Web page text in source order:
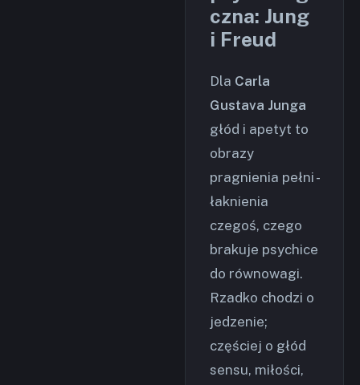
czna: Jung
i Freud
Dla Carla
Gustava Junga
głód i apetyt to
obrazy
pragnienia pełni -
łaknienia
czegoś, czego
brakuje psychice
do równowagi.
Rzadko chodzi o
jedzenie;
częściej o głód
sensu, miłości,